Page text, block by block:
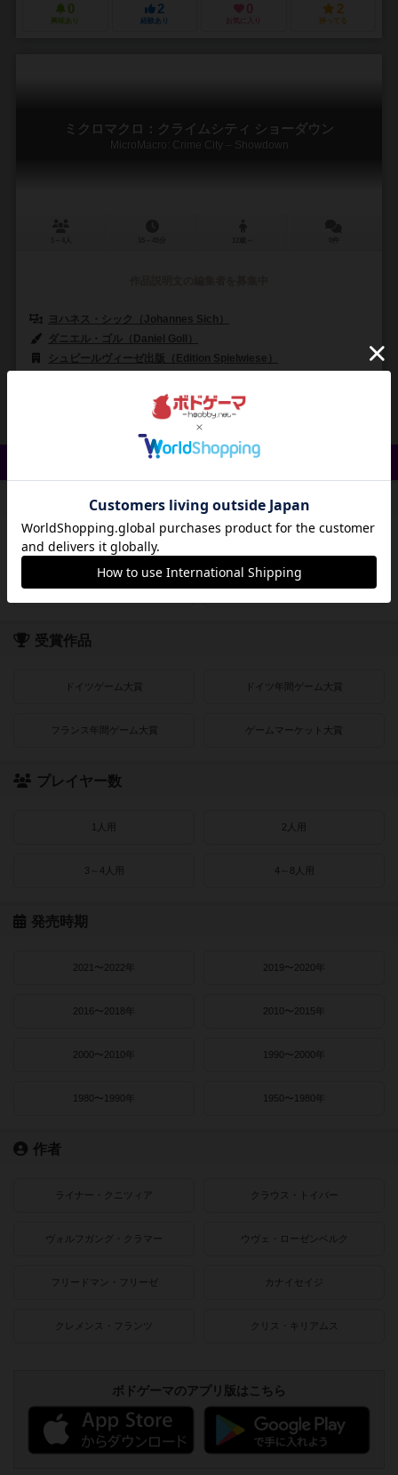
0
興味あり
2
経験あり
0
お気に入り
2
持ってる
ミクロマクロ：クライムシティ ショーダウン
MicroMacro: Crime City – Showdown
ヨハネス・シック（Johannes Sich）
ダニエル・ゴル（Daniel Goll）
シュピールヴィーゼ出版（Edition Spielwiese）
ブラックロック
13
経験あり お気に入り
最近登録された順
レビューあり 画像あり
受賞作品
ドイツゲーム大賞 ドイツ年間ゲーム大賞
フランス年間ゲーム大賞 ゲームマーケット大賞
プレイヤー数
1人用 2人用
3～4人用 4～8人用
発売時期
2021〜2022年 2019〜2020年
2016〜2018年 2010〜2015年
2000〜2010年 1990〜2000年
1980〜1990年 1950〜1980年
作者
ライナー・クニツィア クラウス・トイバー
ヴォルフガング・クラマー ウヴェ・ローゼンベルク
フリードマン・フリーゼ カナイセイジ
クレメンス・フランツ クリス・キリアムス
ボドゲーマのアプリ版はこちら